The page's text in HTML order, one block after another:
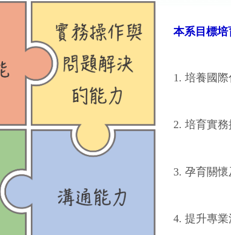
本系目標培
1. 培養國際
2. 培育實
3. 孕育關懷
4. 提升專業